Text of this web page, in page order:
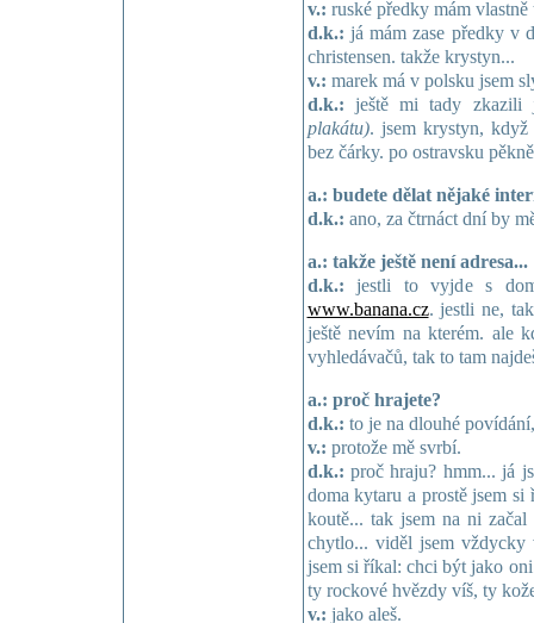
v.: ruské předky mám vlastně
d.k.: já mám zase předky v
christensen. takže krystyn...
v.: marek má v polsku jsem
d.k.: ještě mi tady
plakátu). jsem krystyn, když
bez čárky. po ostravsku
a.: budete dělat nějaké
d.k.: ano, za čtrnáct dní by
a.: takže ještě není adresa...
d.k.: jestli to vyjde s
www.banana.cz. jestli ne,
ještě nevím na kterém. ale
vyhledávačů, tak to tam
a.: proč hrajete?
d.k.: to je na dlouhé
v.: protože mě svrbí.
d.k.: proč hraju? hmm... já
doma kytaru a prostě jsem
koutě... tak jsem na ni
chytlo... viděl jsem
jsem si říkal: chci být jako
ty rockové hvězdy víš, ty
v.: jako aleš.